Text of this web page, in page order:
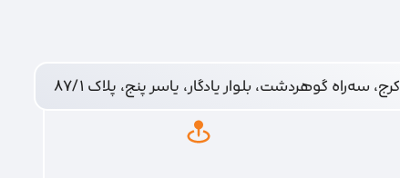
کرج، سه‌راه گوهردشت، بلوار یادگار، یاسر پنج، پلاک ۸۷/۱